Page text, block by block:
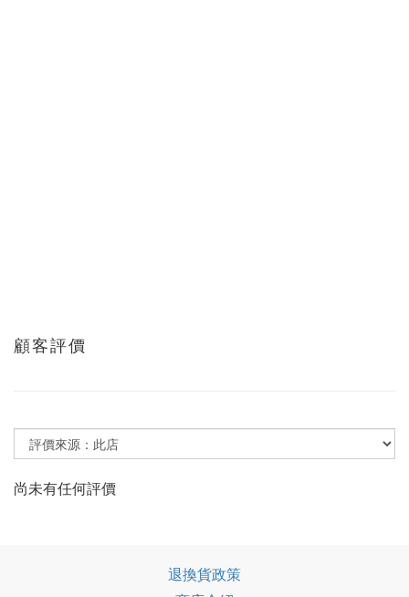
顧客評價
尚未有任何評價
退換貨政策